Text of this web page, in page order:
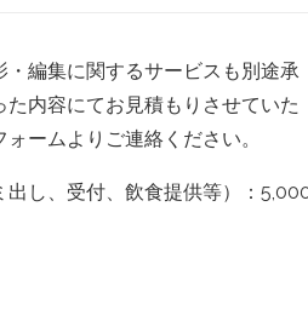
編集に関するサービスも別途承
内容にてお見積もりさせていた
ームよりご連絡ください。
し、受付、飲食提供等）：